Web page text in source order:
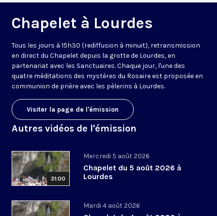
Chapelet à Lourdes
Tous les jours à 15h30 (rediffusion à minuit), retransmission
en direct du Chapelet depuis la grotte de Lourdes, en
partenariat avec les Sanctuaires. Chaque jour, l'une des
quatre méditations des mystères du Rosaire est proposée en
communion de prière avec les pèlerins à Lourdes.
Visiter la page de l'émission
Autres vidéos de l'émission
31:00
Mercredi 5 août 2026
Chapelet du 5 août 2026 à
Lourdes
Mardi 4 août 2026